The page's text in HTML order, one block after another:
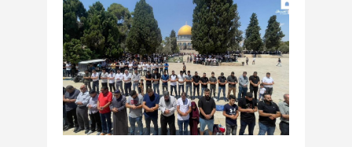
Política Agressiva
Povo Palestino
Resolução ONU
Terrorismo Israelense